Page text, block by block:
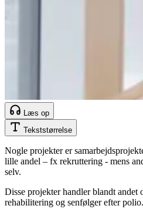
Læs op
Tekststørrelse
Nogle projekter er
lille andel – fx rekruttering - mens
selv.
Disse projekter handler blandt andet
rehabilitering og senfølger efter polio.